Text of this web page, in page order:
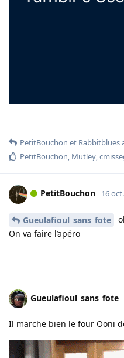
PetitBouchon et Rabbitblues
PetitBouchon Mutley
PetitBouchon 16
Gueulafioul_sans_fote
On va faire l’apéro
Gueulafioul_sans_fote
Il marche bien le four Ooni